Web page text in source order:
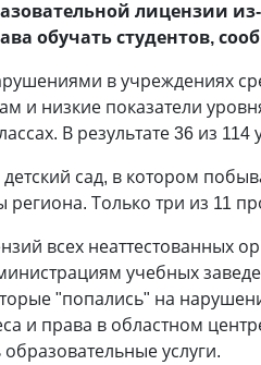
лицензии
обучать студентов,
в учреждениях
и низкие показатели
В результате 36 из
сад, в котором
региона. Только три из 11
всех неаттестованных
учебных
"попались" на
и права в областном
образовательные услуги.